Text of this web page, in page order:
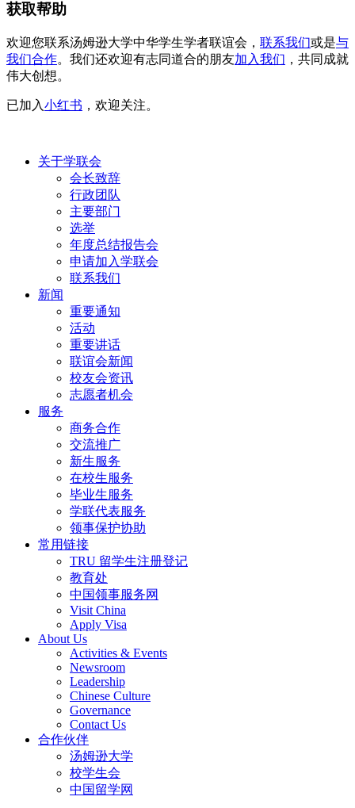
获取帮助
欢迎您联系汤姆逊大学中华学生学者联谊会， 联系我们或是与
我们合作。我们还欢迎有志同道合的朋友加入我们 ，共同成就
伟大创想。
已加入小红书 ，欢迎关注。
关于学联会
会长致辞
行政团队
主要部门
选举
年度总结报告会
申请加入学联会
联系我们
新闻
重要通知
活动
重要讲话
联谊会新闻
校友会资讯
志愿者机会
服务
商务合作
交流推广
新生服务
在校生服务
毕业生服务
学联代表服务
领事保护协助
常用链接
TRU 留学生注册登记
教育处
中国领事服务网
Visit China
Apply Visa
About Us
Activities & Events
Newsroom
Leadership
Chinese Culture
Governance
Contact Us
合作伙伴
汤姆逊大学
校学生会
中国留学网